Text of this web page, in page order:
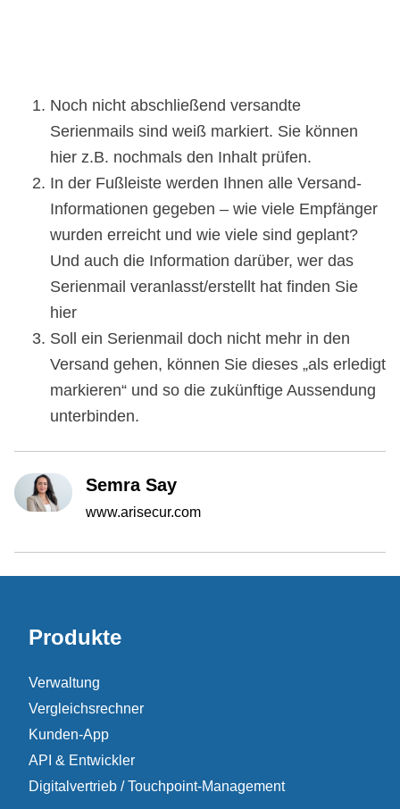
Noch nicht abschließend versandte
Serienmails sind weiß markiert. Sie können
hier z.B. nochmals den Inhalt prüfen.
In der Fußleiste werden Ihnen alle Versand-
Informationen gegeben – wie viele Empfänger
wurden erreicht und wie viele sind geplant?
Und auch die Information darüber, wer das
Serienmail veranlasst/erstellt hat finden Sie
hier
Soll ein Serienmail doch nicht mehr in den
Versand gehen, können Sie dieses „als erledigt
markieren“ und so die zukünftige Aussendung
unterbinden.
Semra Say
www.arisecur.com
Produkte
Verwaltung
Vergleichsrechner
Kunden-App
API & Entwickler
Digitalvertrieb / Touchpoint-Management